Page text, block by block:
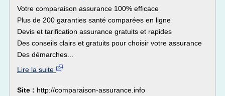
Votre comparaison assurance 100% efficace
Plus de 200 garanties santé comparées en ligne
Devis et tarification assurance gratuits et rapides
Des conseils clairs et gratuits pour choisir votre assurance
Des démarches...
Lire la suite
Site : http://comparaison-assurance.info